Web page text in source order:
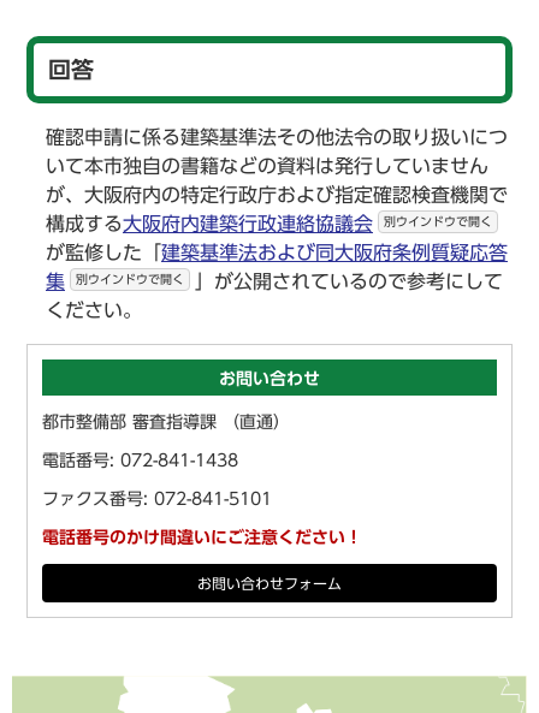
回答
確認申請に係る建築基準法その他法令の取り扱いにつ
いて本市独自の書籍などの資料は発行していません
が、大阪府内の特定行政庁および指定確認検査機関で
構成する大阪府内建築行政連絡協議会 別ウインドウで開く
が監修した「 建築基準法および同大阪府条例質疑応答
集
別ウインドウで開く
」が公開されているので参考にして
ください。
お問い合わせ
都市整備部 審査指導課 （直通）
電話番号: 072-841-1438
ファクス番号: 072-841-5101
電話番号のかけ間違いにご注意ください！
お問い合わせフォーム